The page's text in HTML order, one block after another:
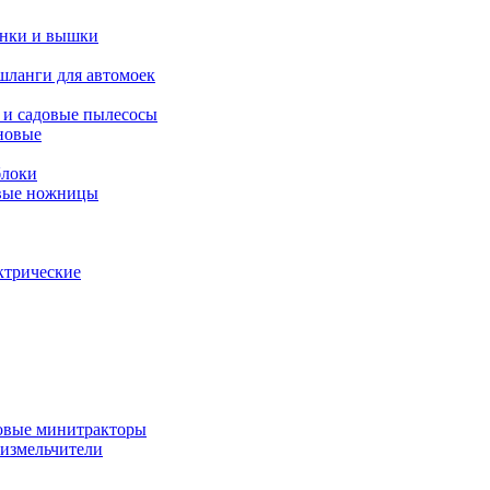
и вышки
для автомоек
садовые пылесосы
ножницы
минитракторы